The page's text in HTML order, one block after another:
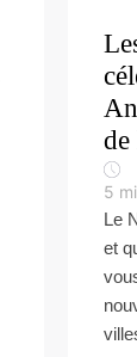
de
5
Le
et